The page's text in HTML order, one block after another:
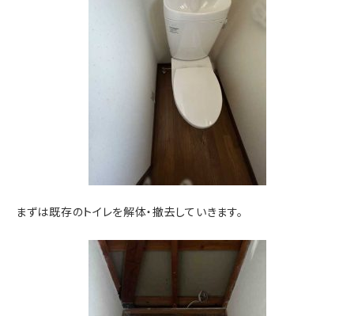
まずは既存のトイレを解体・撤去していきます。